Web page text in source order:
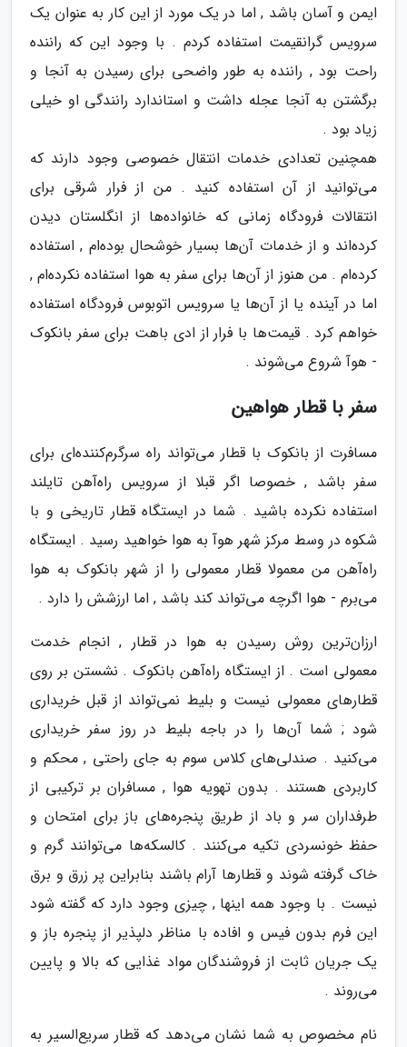
ایمن و آسان باشد , اما در یک مورد از این کار به عنوان یک
سرویس گرانقیمت استفاده کردم . با وجود این که راننده
راحت بود , راننده به طور واضحی برای رسیدن به آنجا و
برگشتن به آنجا عجله داشت و استاندارد رانندگی او خیلی
زیاد بود .
همچنین تعدادی خدمات انتقال خصوصی وجود دارند که
می‌توانید از آن استفاده کنید . من از فرار شرقی برای
انتقالات فرودگاه زمانی که خانواده‌ها از انگلستان دیدن
کرده‌اند و از خدمات آن‌ها بسیار خوشحال بوده‌ام , استفاده
کرده‌ام . من هنوز از آن‌ها برای سفر به هوا استفاده نکرده‌ام ,
اما در آینده یا از آن‌ها یا سرویس اتوبوس فرودگاه استفاده
خواهم کرد . قیمت‌ها با فرار از ادی باهت برای سفر بانکوک
- هوآ شروع می‌شوند .
سفر با قطار هواهین
مسافرت از بانکوک با قطار می‌تواند راه سرگرم‌کننده‌ای برای
سفر باشد , خصوصا اگر قبلا از سرویس راه‌آهن تایلند
استفاده نکرده باشید . شما در ایستگاه قطار تاریخی و با
شکوه در وسط مرکز شهر هوآ به هوا خواهید رسید . ایستگاه
راه‌آهن من معمولا قطار معمولی را از شهر بانکوک به هوا
می‌برم - هوا اگرچه می‌تواند کند باشد , اما ارزشش را دارد .
ارزان‌ترین روش رسیدن به هوا در قطار , انجام خدمت
معمولی است . از ایستگاه راه‌آهن بانکوک . نشستن بر روی
قطارهای معمولی نیست و بلیط نمی‌تواند از قبل خریداری
شود ; شما آن‌ها را در باجه بلیط در روز سفر خریداری
می‌کنید . صندلی‌های کلاس سوم به جای راحتی , محکم و
کاربردی هستند . بدون تهویه هوا , مسافران بر ترکیبی از
طرفداران سر و باد از طریق پنجره‌های باز برای امتحان و
حفظ خونسردی تکیه می‌کنند . کالسکه‌ها می‌توانند گرم و
خاک گرفته شوند و قطارها آرام باشند بنابراین پر زرق و برق
نیست . با وجود همه اینها , چیزی وجود دارد که گفته شود
این فرم بدون فیس و افاده با مناظر دلپذیر از پنجره باز و
یک جریان ثابت از فروشندگان مواد غذایی که بالا و پایین
می‌روند .
نام مخصوص به شما نشان می‌دهد که قطار سریع‌السیر به